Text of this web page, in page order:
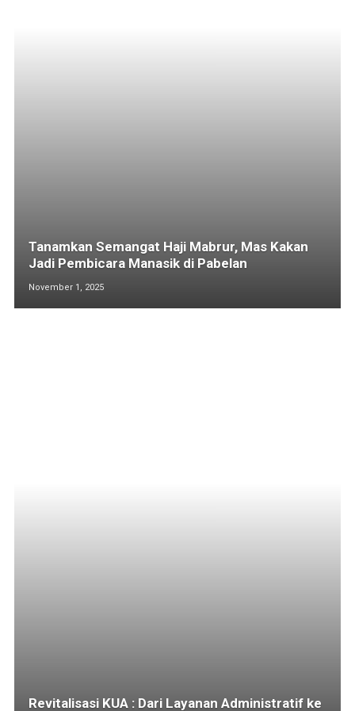
Tanamkan Semangat Haji Mabrur, Mas Kakan
Jadi Pembicara Manasik di Pabelan
November 1, 2025
Revitalisasi KUA : Dari Layanan Administratif ke